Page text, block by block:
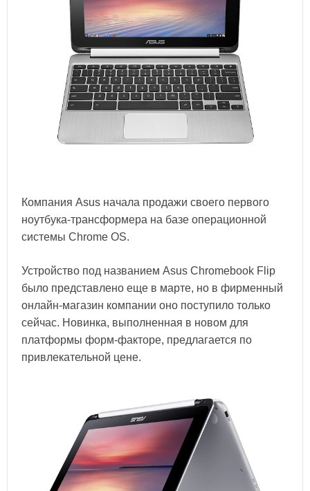
Компания Asus начала продажи своего первого
ноутбука-трансформера на базе операционной
системы Chrome OS.
Устройство под названием Asus Chromebook Flip
было представлено еще в марте, но в фирменный
онлайн-магазин компании оно поступило только
сейчас. Новинка, выполненная в новом для
платформы форм-факторе, предлагается по
привлекательной цене.